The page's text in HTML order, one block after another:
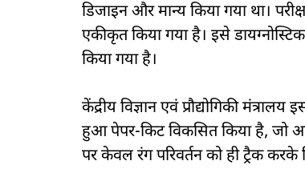
डिजाइन और मान्य किया गया था।
एकीकृत किया गया है। इसे
किया गया है।
केंद्रीय विज्ञान एवं प्रौद्योगिकी
हुआ पेपर-किट विकसित किया है, जो
पर केवल रंग परिवर्तन को ही ट्रैक